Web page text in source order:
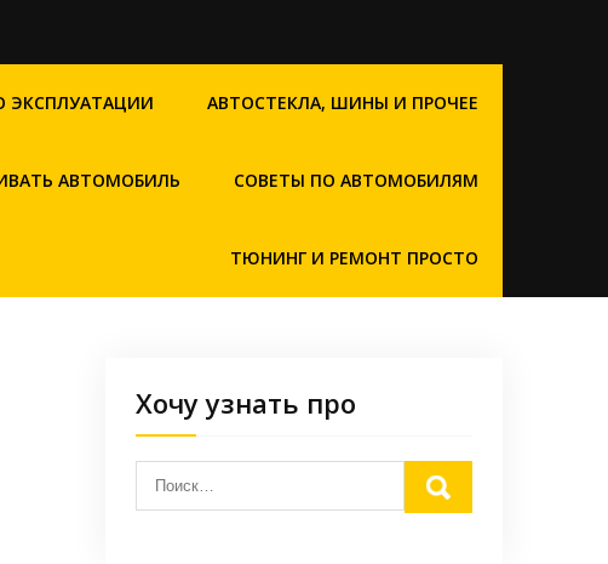
ЭКСПЛУАТАЦИИ АВТОСТЕКЛА, ШИНЫ И ПРОЧЕЕ
АВТОМОБИЛЬ СОВЕТЫ ПО АВТОМОБИЛЯМ
ТЮНИНГ И РЕМОНТ ПРОСТО
Хочу узнать про